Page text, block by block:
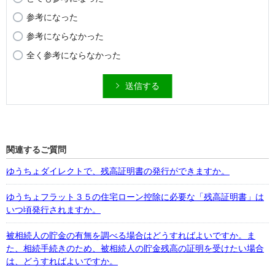
参考になった
参考にならなかった
全く参考にならなかった
送信する
関連するご質問
ゆうちょダイレクトで、残高証明書の発行ができますか。
ゆうちょフラット３５の住宅ローン控除に必要な「残高証明書」は
いつ頃発行されますか。
被相続人の貯金の有無を調べる場合はどうすればよいですか。ま
た、相続手続きのため、被相続人の貯金残高の証明を受けたい場合
は、どうすればよいですか。